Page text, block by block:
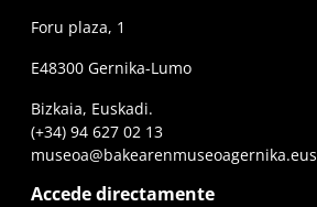
Foru plaza, 1
E48300 Gernika-Lumo
Bizkaia, Euskadi.
(+34) 94 627 02 13
museoa@bakearenmuseoagernika.eus
Accede directamente